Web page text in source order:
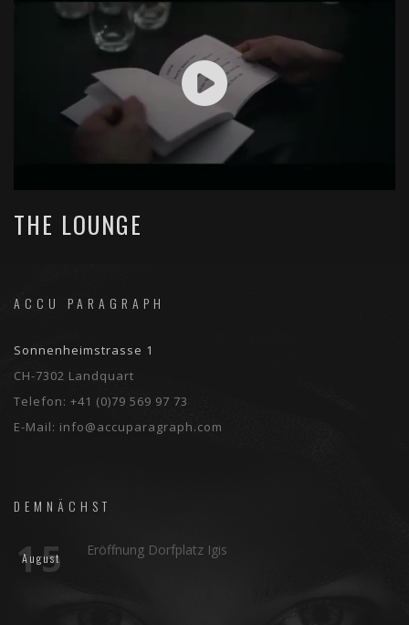
THE LOUNGE
ACCU PARAGRAPH
Sonnenheimstrasse 1
CH-7302 Landquart
Telefon: +41 (0)79 569 97 73
E-Mail: info@accuparagraph.com
DEMNÄCHST
15
August Eröffnung Dorfplatz Igis